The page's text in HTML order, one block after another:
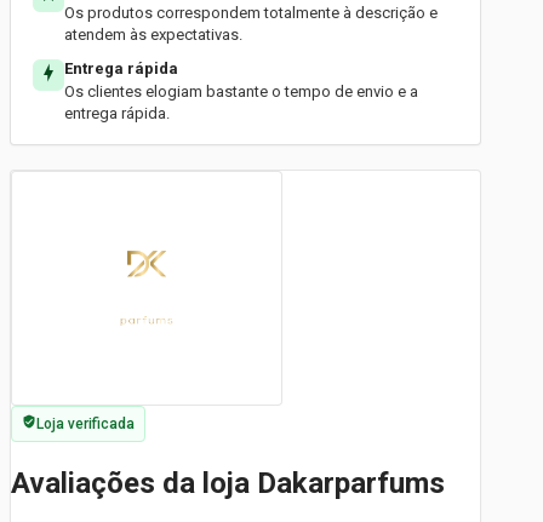
Os produtos correspondem totalmente à descrição e
atendem às expectativas.
Entrega rápida
Os clientes elogiam bastante o tempo de envio e a
entrega rápida.
Loja verificada
Avaliações da loja Dakarparfums